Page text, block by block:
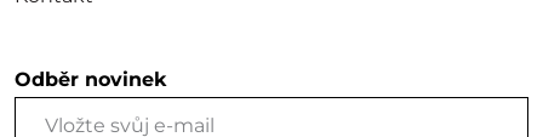
Odběr novinek